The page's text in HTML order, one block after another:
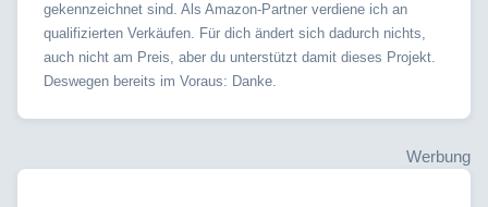
gekennzeichnet sind. Als Amazon-Partner verdiene ich an
qualifizierten Verkäufen. Für dich ändert sich dadurch nichts,
auch nicht am Preis, aber du unterstützt damit dieses Projekt.
Deswegen bereits im Voraus: Danke.
Werbung